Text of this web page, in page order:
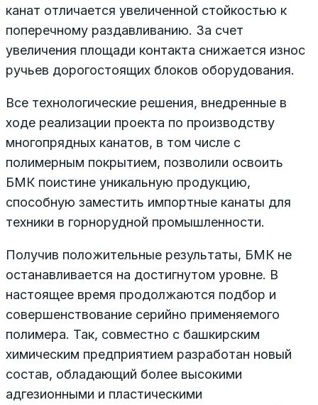
канат отличается увеличенной стойкостью к
поперечному раздавливанию. За счет
увеличения площади контакта снижается износ
ручьев дорогостоящих блоков оборудования.
Все технологические решения, внедренные в
ходе реализации проекта по производству
многопрядных канатов, в том числе с
полимерным покрытием, позволили освоить
БМК поистине уникальную продукцию,
способную заместить импортные канаты для
техники в горнорудной промышленности.
Получив положительные результаты, БМК не
останавливается на достигнутом уровне. В
настоящее время продолжаются подбор и
совершенствование серийно применяемого
полимера. Так, совместно с башкирским
химическим предприятием разработан новый
состав, обладающий более высокими
адгезионными и пластическими